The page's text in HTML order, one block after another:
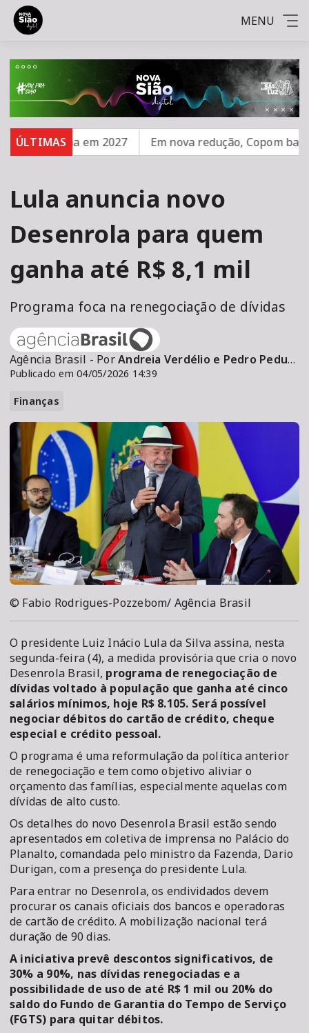
MENU
ÚLTIMASem 2027 Em nova redução, Copom baixa
Lula anuncia novo
Desenrola para quem
ganha até R$ 8,1 mil
Programa foca na renegociação de dívidas
Agência Brasil - PorAndreia Verdélio e Pedro Peduzzi
Publicado em 04/05/2026 14:39
Finanças
© Fabio Rodrigues-Pozzebom/ Agência Brasil
O presidente Luiz Inácio Lula da Silva assina, nesta
segunda-feira (4), a medida provisória que cria o novo
Desenrola Brasil, programa de renegociação de
dívidas voltado à população que ganha até cinco
salários mínimos, hoje R$ 8.105. Será possível
negociar débitos do cartão de crédito, cheque
especial e crédito pessoal.
O programa é uma reformulação da política anterior
de renegociação e tem como objetivo aliviar o
orçamento das famílias, especialmente aquelas com
dívidas de alto custo.
Os detalhes do novo Desenrola Brasil estão sendo
apresentados em coletiva de imprensa no Palácio do
Planalto, comandada pelo ministro da Fazenda, Dario
Durigan, com a presença do presidente Lula.
Para entrar no Desenrola, os endividados devem
procurar os canais oficiais dos bancos e operadoras
de cartão de crédito. A mobilização nacional terá
duração de 90 dias.
A iniciativa prevê descontos significativos, de
30% a 90%, nas dívidas renegociadas e a
possibilidade de uso de até R$ 1 mil ou 20% do
saldo do Fundo de Garantia do Tempo de Serviço
(FGTS) para quitar débitos.